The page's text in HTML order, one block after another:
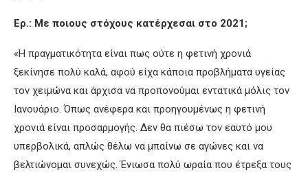
Ερ.: Με ποιους στόχους κατέρχεσαι στο 2021;
«Η πραγματικότητα είναι πως ούτε η φετινή χρονιά
ξεκίνησε πολύ καλά, αφού είχα κάποια προβλήματα υγείας
τον χειμώνα και άρχισα να προπονούμαι εντατικά μόλις τον
Ιανουάριο. Όπως ανέφερα και προηγουμένως η φετινή
χρονιά είναι προσαρμογής. Δεν θα πιέσω τον εαυτό μου
υπερβολικά, απλώς θέλω να μπαίνω σε αγώνες και να
βελτιώνομαι συνεχώς. Ένιωσα πολύ ωραία που έτρεξα τους